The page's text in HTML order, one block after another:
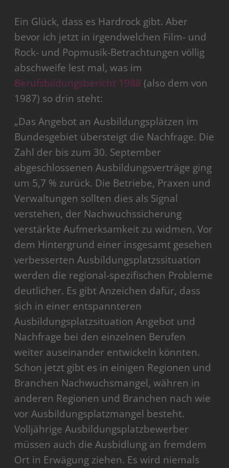
Ein Glück, dass es Hardrock gibt. Aber
bevor ich jetzt in irgendwelchen Film- und
Rock- und Popmusik-Betrachtungen völlig
abschweife lest mal, was im
Berufsbildungsbericht 1988 (also dem von
1987) so drin steht:
„Das Angebot an Ausbildungsplätzen im
Bundesgebiet übersteigt die Nachfrage. Die
Zahl der bis zum 30. September
abgeschlossenen Ausbildungsverträge ging
um 5,7 % zurück. Die Betriebe, Praxen und
Verwaltungen sollten dies als Signal
verstehen, der Nachwuchssicherung
verstärkte Aufmerksamkeit zu widmen. Vor
dem Hintergrund einer insgesamt gesehen
verbesserten Ausbildungsplatzssituation
werden die regional-spezifischen Probleme
deutlicher. Es gibt Anzeichen dafür, dass
sich in einer entspannteren
Ausbildungsplatzsituation Angebot und
Nachfrage bei den einzelnen Berufen
weiter auseinander entwickeln könnten.
Schon jetzt gibt es in einigen Regionen und
Branchen Nachwuchsmangel, währen in
anderen Regionen und Branchen nach wie
vor Ausbildungsplatzmangel besteht.
Volljährige Ausbildungsplatzbewerber
müssen auch die Ausbidlung an fremdem
Ort in Erwägung ziehen. Es wird niemals